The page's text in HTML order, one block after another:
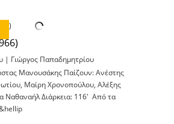
| Γιώργος Παπαδημητρίου
Μανουσάκης Παίζουν: Ανέστης
Μαίρη Χρονοπούλου, Αλέξης
Ναθαναήλ Διάρκεια: 116′ Από τα